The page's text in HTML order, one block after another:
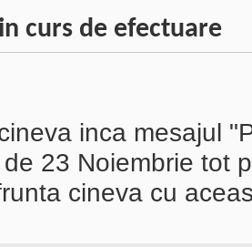
curs de efectuare
inca mesajul
23 Noiembrie tot
cineva cu